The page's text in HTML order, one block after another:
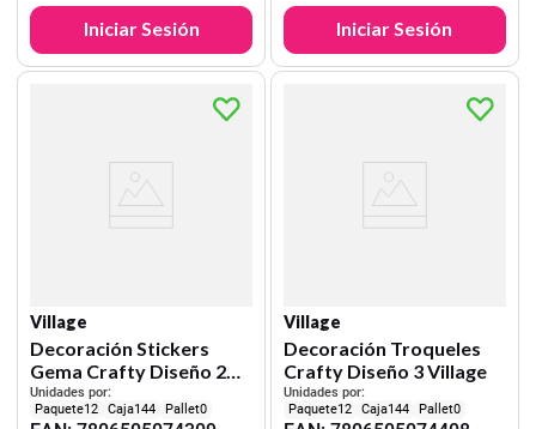
Iniciar Sesión
Iniciar Sesión
Village
Decoración Stickers
Gema Crafty Diseño 2
Village
Unidades por:
12
144 0
Village
Decoración Troqueles
Crafty Diseño 3 Village
Unidades por:
12
144 0